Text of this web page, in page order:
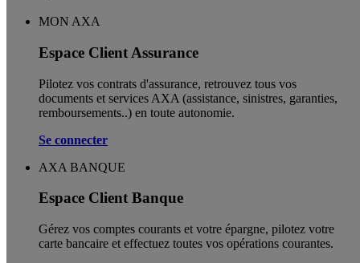
MON AXA
Espace Client Assurance
Pilotez vos contrats d'assurance, retrouvez tous vos
documents et services AXA (assistance, sinistres, garanties,
remboursements..) en toute autonomie. ​
Se connecter
AXA BANQUE
Espace Client Banque
Gérez vos comptes courants et votre épargne, pilotez votre
carte bancaire et effectuez toutes vos opérations courantes.